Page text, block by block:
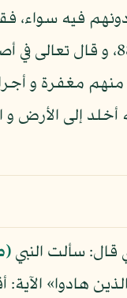
دونهم فيه
عنهم ما كانوا
قال: سألت النبي
هادوا»